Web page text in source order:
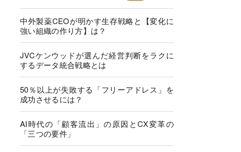
中外製薬CEOが明かす生存戦略と【変化に
強い組織の作り方】は？
JVCケンウッドが選んだ経営判断をラクに
するデータ統合戦略とは
50％以上が失敗する「フリーアドレス」を
成功させるには？
AI時代の「顧客流出」の原因とCX変革の
「三つの要件」